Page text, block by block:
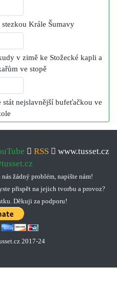
stezkou Krále Šumavy
v zimě ke Stožecké kapli a
ve stopě
stát nejslavnější bufeťačkou ve
RSS
www.tusset.cz
žádný problém, napište nám!
přispět na jejich tvorbu a provoz?
Děkuji za podporu!
.cz 2017-24